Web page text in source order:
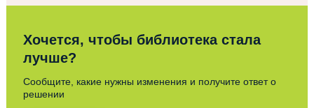
Хочется, чтобы библиотека стала
лучше?
Сообщите, какие нужны изменения и получите ответ о
решении